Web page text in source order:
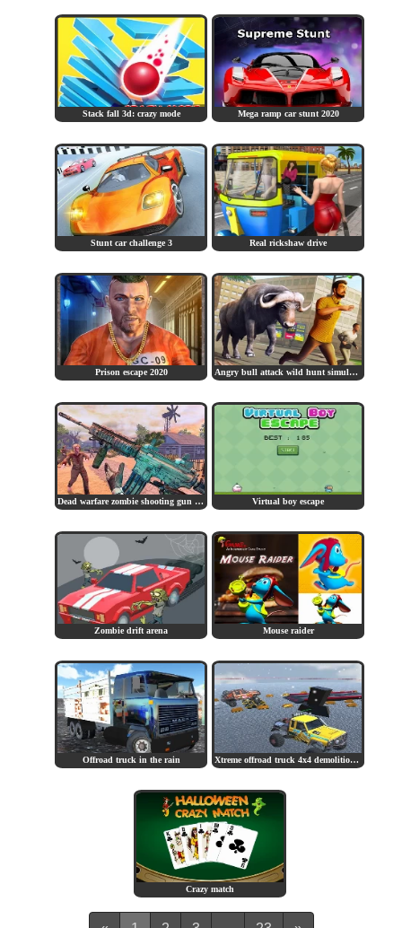
Stack fall 3d: crazy mode Mega ramp car stunt 2020
Stunt car challenge 3 Real rickshaw drive
Prison escape 2020 Angry bull attack wild hunt simulator
Dead warfare zombie shooting gun games Virtual boy escape
Zombie drift arena Mouse raider
Offroad truck in the rain Xtreme offroad truck 4x4 demolition derby 2020
Crazy match